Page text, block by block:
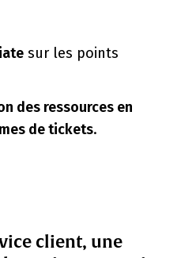
sur les points
des ressources en
de tickets.
client, une